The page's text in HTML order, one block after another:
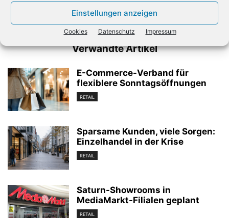
Einstellungen anzeigen
Cookies Datenschutz Impressum
fordern Fußball-Fans
Austauschprogramm für
Verwandte Artikel
E-Commerce-Verband für
flexiblere Sonntagsöffnungen
RETAIL
Sparsame Kunden, viele Sorgen:
Einzelhandel in der Krise
RETAIL
Saturn-Showrooms in
MediaMarkt-Filialen geplant
RETAIL